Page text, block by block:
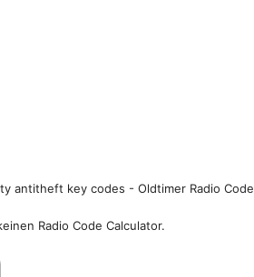
antitheft key codes - Oldtimer Radio Code
Radio Code Calculator.